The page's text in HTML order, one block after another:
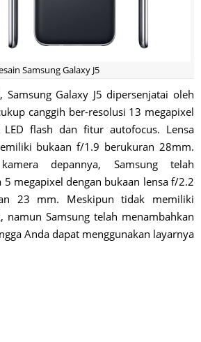
Samsung Galaxy J5
Samsung Galaxy J5 dipersenjatai oleh
canggih ber-resolusi 13 megapixel
LED flash dan fitur autofocus. Lensa
bukaan f/1.9 berukuran 28mm.
depannya, Samsung telah
megapixel dengan bukaan lensa f/2.2
23 mm. Meskipun tidak memiliki
namun Samsung telah menambahkan
Anda dapat menggunakan layarnya